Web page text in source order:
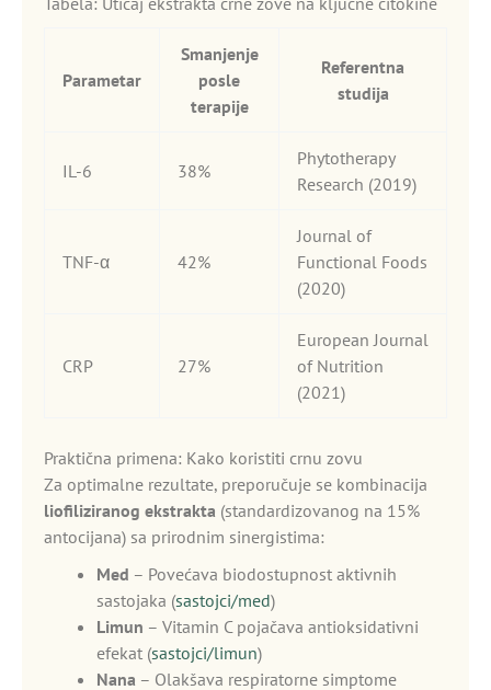
Parametar
Smanjenje
posle
terapije
Referentna
studija
IL-6 38%
Phytotherapy
Research (2019)
TNF-α 42%
Journal of
Functional Foods
(2020)
CRP 27%
European Journal
of Nutrition
(2021)
Praktična primena: Kako koristiti crnu zovu
Za optimalne rezultate, preporučuje se kombinacija
liofiliziranog ekstrakta (standardizovanog na 15%
antocijana) sa prirodnim sinergistima:
Med – Povećava biodostupnost aktivnih
sastojaka (sastojci/med)
Limun – Vitamin C pojačava antioksidativni
efekat (sastojci/limun)
Nana – Olakšava respiratorne simptome